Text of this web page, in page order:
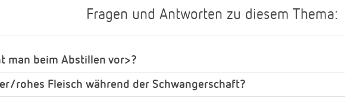
Fragen und Antworten zu diesem Thema:
man beim Abstillen vor>?
rohes Fleisch während der Schwangerschaft?